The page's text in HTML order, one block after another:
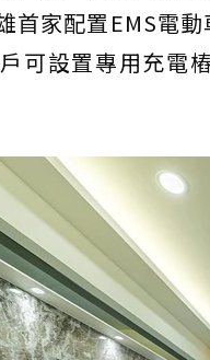
首家配置EMS電
可設置專用充電